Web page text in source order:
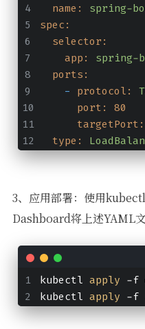
name:
spring-
spec:
selector:
app:
spring-
ports:
- protocol:
port:
80
targetPort:
type:
3、应用部署：使用
Dashboard将上述YAML文
kubectl apply -f
kubectl apply -f